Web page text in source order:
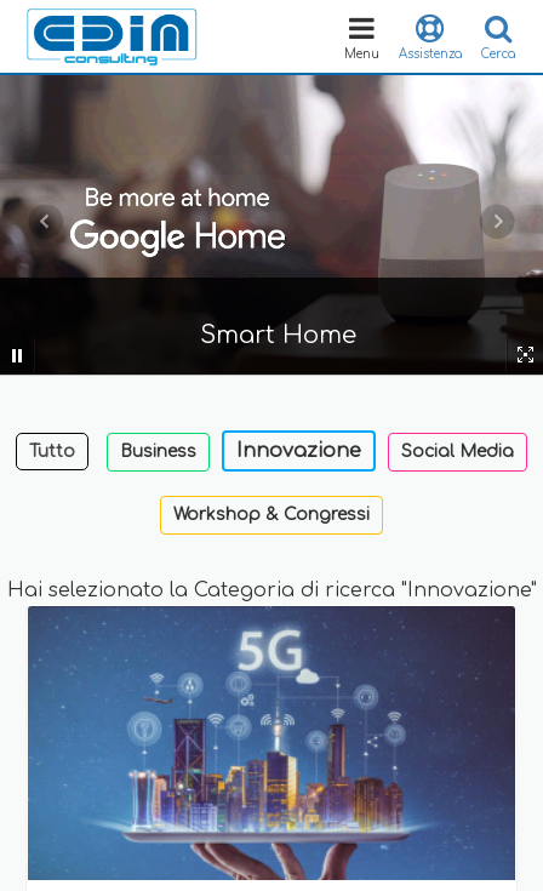
Cerca
Assistenza
Toggle
navigation
Menu
Smart Home
Tutto Business Innovazione Social Media
Workshop & Congressi
Hai selezionato la Categoria di ricerca "Innovazione"